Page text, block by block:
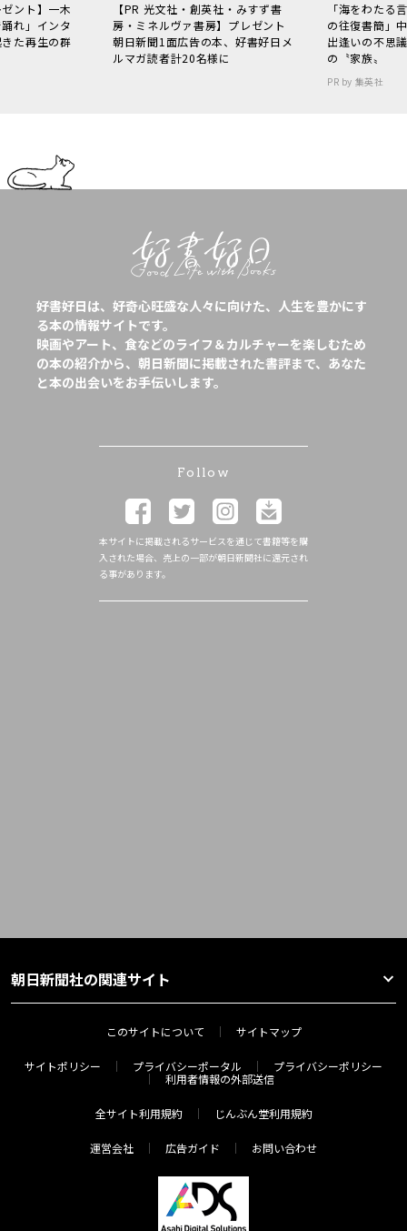
ント】一木
れ」インタ
た再生の群
【PR 光文社・創英社・みすず書
房・ミネルヴァ書房】プレゼント
朝日新聞1面広告の本、好書好日メ
ルマガ読者計20名様に
「海をわた
の往復書簡」
出逢いの不思
の〝家族〟
PR by 集英社
好書好日は、好奇心旺盛な人々に向けた、人生を豊かにす
る本の情報サイトです。
映画やアート、食などのライフ＆カルチャーを楽しむため
の本の紹介から、朝日新聞に掲載された書評まで、あなた
と本の出会いをお手伝いします。
Follow
本サイトに掲載されるサービスを通じて書籍等を購
入された場合、売上の一部が朝日新聞社に還元され
る事があります。
朝日新聞社の関連サイト
このサイトについて サイトマップ
サイトポリシー プライバシーポータル
プライバシーポリシー
利用者情報の外部送信
全サイト利用規約 じんぶん堂利用規約
運営会社 広告ガイド お問い合わせ